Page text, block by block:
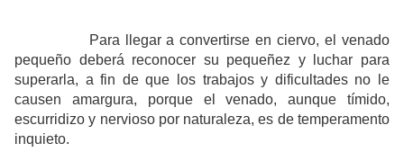
Para llegar a convertirse en ciervo, el venado
pequeño deberá reconocer su pequeñez y luchar para
superarla, a fin de que los trabajos y dificultades no le
causen amargura, porque el venado, aunque tímido,
escurridizo y nervioso por naturaleza, es de temperamento
inquieto.